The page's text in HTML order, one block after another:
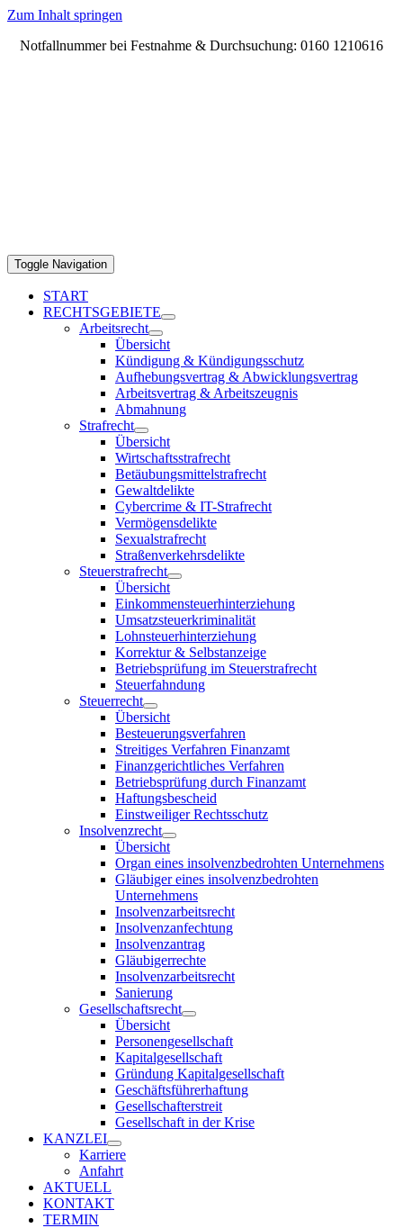
Zum Inhalt springen
Notfallnummer bei Festnahme & Durchsuchung: 0160 1210616
Toggle Navigation
START
RECHTSGEBIETE
Arbeitsrecht
Übersicht
Kündigung & Kündigungsschutz
Aufhebungsvertrag & Abwicklungsvertrag
Arbeitsvertrag & Arbeitszeugnis
Abmahnung
Strafrecht
Übersicht
Wirtschaftsstrafrecht
Betäubungsmittelstrafrecht
Gewaltdelikte
Cybercrime & IT-Strafrecht
Vermögensdelikte
Sexualstrafrecht
Straßenverkehrsdelikte
Steuerstrafrecht
Übersicht
Einkommensteuerhinterziehung
Umsatzsteuerkriminalität
Lohnsteuerhinterziehung
Korrektur & Selbstanzeige
Betriebsprüfung im Steuerstrafrecht
Steuerfahndung
Steuerrecht
Übersicht
Besteuerungsverfahren
Streitiges Verfahren Finanzamt
Finanzgerichtliches Verfahren
Betriebsprüfung durch Finanzamt
Haftungsbescheid
Einstweiliger Rechtsschutz
Insolvenzrecht
Übersicht
Organ eines insolvenzbedrohten Unternehmens
Gläubiger eines insolvenzbedrohten
Unternehmens
Insolvenzarbeitsrecht
Insolvenzanfechtung
Insolvenzantrag
Gläubigerrechte
Insolvenzarbeitsrecht
Sanierung
Gesellschaftsrecht
Übersicht
Personengesellschaft
Kapitalgesellschaft
Gründung Kapitalgesellschaft
Geschäftsführerhaftung
Gesellschafterstreit
Gesellschaft in der Krise
KANZLEI
Karriere
Anfahrt
AKTUELL
KONTAKT
TERMIN